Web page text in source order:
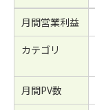
月間営業利益
カテゴリ
月間PV数